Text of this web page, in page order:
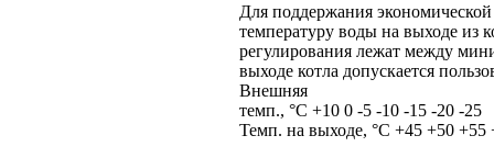
Для поддержания
температуру воды на выходе из
регулирования лежат между
выходе котла допускается
Внешняя
темп., °С +10 0 -5 -10 -15 -20 -25
Темп. на выходе, °С +45 +50 +55